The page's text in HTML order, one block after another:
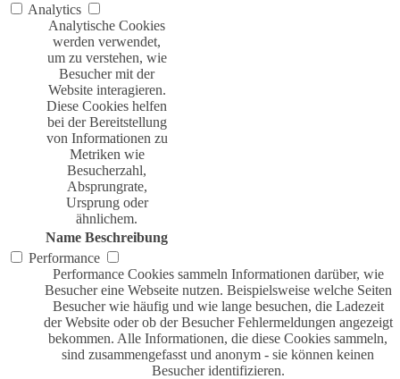
Analytics
Analytische Cookies
werden verwendet,
um zu verstehen, wie
Besucher mit der
Website interagieren.
Diese Cookies helfen
bei der Bereitstellung
von Informationen zu
Metriken wie
Besucherzahl,
Absprungrate,
Ursprung oder
ähnlichem.
Name Beschreibung
Performance
Performance Cookies sammeln Informationen darüber, wie
Besucher eine Webseite nutzen. Beispielsweise welche Seiten
Besucher wie häufig und wie lange besuchen, die Ladezeit
der Website oder ob der Besucher Fehlermeldungen angezeigt
bekommen. Alle Informationen, die diese Cookies sammeln,
sind zusammengefasst und anonym - sie können keinen
Besucher identifizieren.